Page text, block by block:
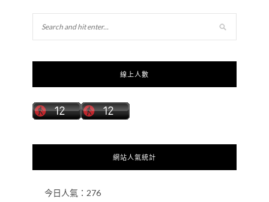
線上人數
網站人氣統計
今日人氣： 276